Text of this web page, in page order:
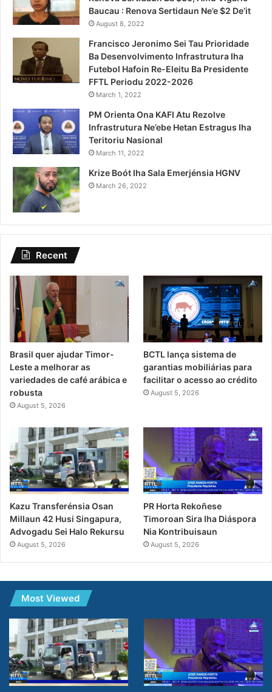
Baucau : Renova Sertidaun Ne’e $2 De’it
August 8, 2022
Francisco Jeronimo Sei Tau Prioridade
Ba Desenvolvimento Infrastrutura Iha
Futebol Hafoin Re-Eleitu Ba Presidente
FFTL Periodu 2022-2026
March 1, 2022
PM Orienta Ona KAFI Atu Rezolve
Infrastrutura Ne’ebe Hetan Estragus Iha
Teritoriu Nasional
March 11, 2022
Krize Boót Iha Sala Emerjénsia HGNV
March 26, 2022
Recent
Brasil quer ajudar Timor-
Leste a melhorar as
variedades de café arábica e
robusta
August 5, 2026
BCTL lança sistema de
garantias mobiliárias para
facilitar o acesso ao crédito
August 5, 2026
Kazu Transferénsia Osan
Millaun 42 Husi Singapura,
Advogadu Sei Halo Rekursu
August 5, 2026
PR Horta Rekoñese
Timoroan Sira Iha Diáspora
Nia Kontribuisaun
August 5, 2026
Most Viewed